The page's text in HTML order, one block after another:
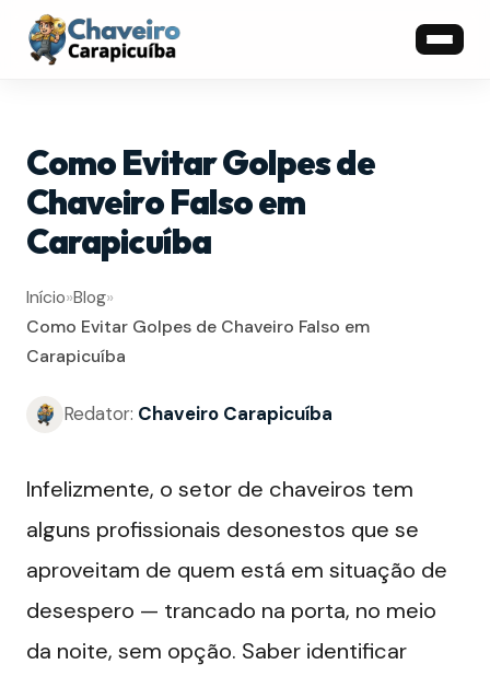
Como Evitar Golpes de
Chaveiro Falso em
Carapicuíba
Início»Blog»
Como Evitar Golpes de Chaveiro Falso em
Carapicuíba
Redator: Chaveiro Carapicuíba
Infelizmente, o setor de chaveiros tem
alguns profissionais desonestos que se
aproveitam de quem está em situação de
desespero — trancado na porta, no meio
da noite, sem opção. Saber identificar